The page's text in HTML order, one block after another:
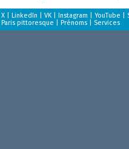
X| LinkedIn VK| Instagram YouTube
Paris pittoresque Prénoms| Services